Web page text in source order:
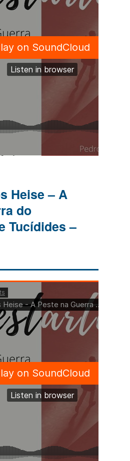
Heise – A
do
Tucídides –